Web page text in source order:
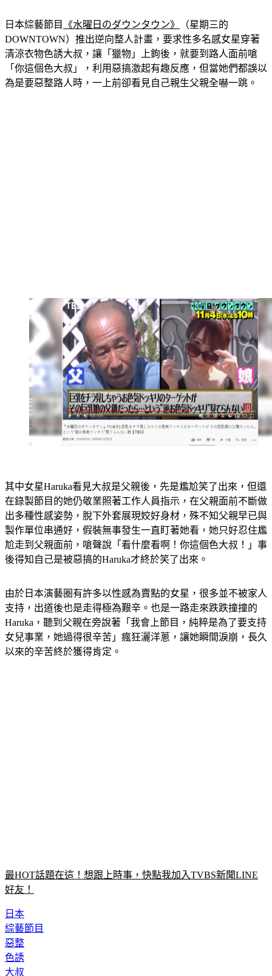
日本綜藝節目《水曜日のダウンタウン》（星期三的
DOWNTOWN）推出逆向整人計畫，要求性多名感女星穿著
清涼衣物色誘大叔，讓「獵物」上鉤後，就要到路人面前嗆
「你這個色大叔」，利用惡搞激起有趣反應，但當她們都誤以
其中女星Haruka看見大叔是父親後，先是尷尬笑了出來，但還
在錄製節目的她仍敬業照著工作人員指示，在父親面前不斷做
出多種性感姿勢，脫下外套展現姣好身材，殊不知父親早已與
製作單位串通好，假裝無事發生一直盯著她看，她只好忍住尷
尬走到父親面前，嗆聲說「看什麼看啊！你這個色大叔！」事
由於日本演藝圈有許多以性感為賣點的女星，很多並不被家人
支持，出道後也是走得極為艱辛。也是一路走來跌跌撞撞的
Haruka，聽到父親在旁說著「我會上節目，純粹是為了要支持
女兒事業，她過得很辛苦」瘋狂灑洋蔥，讓她瞬間淚崩，長久
最HOT話題在這！想跟上時事，快點我加入TVBS新聞LINE
日本
綜藝節目
惡整
色誘